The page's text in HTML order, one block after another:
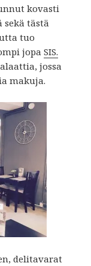
kovasti
tästä
tuo
jopaSIS.
jossa
makuja.
delitavarat